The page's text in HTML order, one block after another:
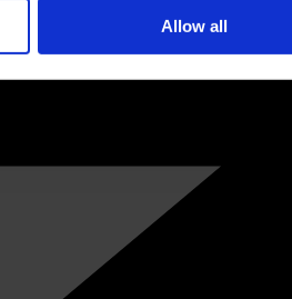
Allow all